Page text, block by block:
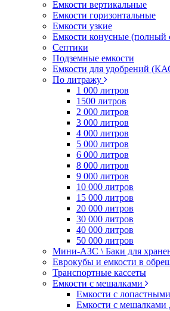
Емкости вертикальные
Емкости горизонтальные
Емкости узкие
Емкости конусные (полный
Септики
Подземные емкости
Емкости для удобрений
По литражу
1 000 литров
1500 литров
2 000 литров
3 000 литров
4 000 литров
5 000 литров
6 000 литров
8 000 литров
9 000 литров
10 000 литров
15 000 литров
20 000 литров
30 000 литров
40 000 литров
50 000 литров
Мини-АЗС \ Баки для
Еврокубы и емкости в
Транспортные кассеты
Емкости с мешалками
Емкости с
Емкости с мешалками